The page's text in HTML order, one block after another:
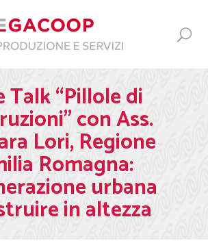
Talk “Pillole di
con Ass.
Lori, Regione
Romagna:
urbana
in altezza